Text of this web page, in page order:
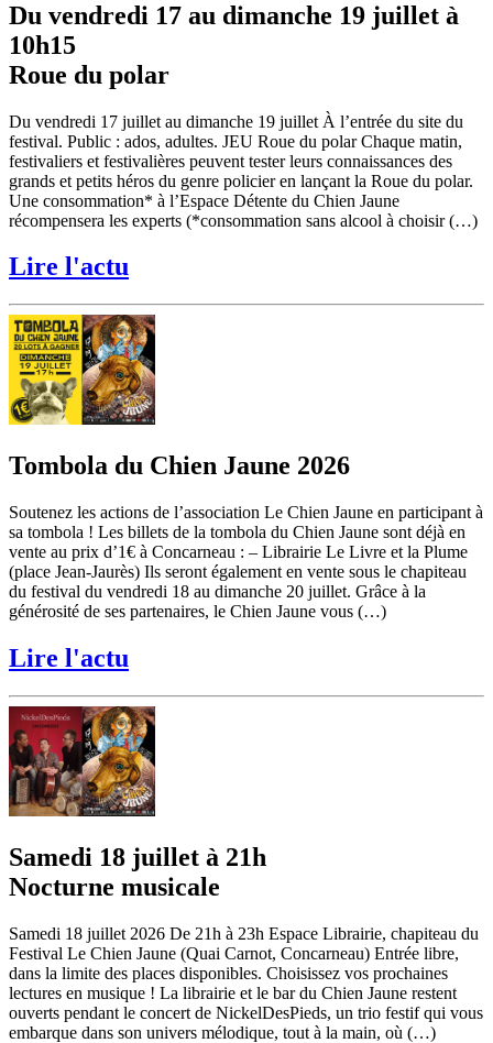
Du vendredi 17 au dimanche 19 juillet à
10h15
Roue du polar
Du vendredi 17 juillet au dimanche 19 juillet À l’entrée du site du
festival. Public : ados, adultes. JEU Roue du polar Chaque matin,
festivaliers et festivalières peuvent tester leurs connaissances des
grands et petits héros du genre policier en lançant la Roue du polar.
Une consommation* à l’Espace Détente du Chien Jaune
récompensera les experts (*consommation sans alcool à choisir (…)
Lire l'actu
Tombola du Chien Jaune 2026
Soutenez les actions de l’association Le Chien Jaune en participant à
sa tombola ! Les billets de la tombola du Chien Jaune sont déjà en
vente au prix d’1€ à Concarneau : – Librairie Le Livre et la Plume
(place Jean-Jaurès) Ils seront également en vente sous le chapiteau
du festival du vendredi 18 au dimanche 20 juillet. Grâce à la
générosité de ses partenaires, le Chien Jaune vous (…)
Lire l'actu
Samedi 18 juillet à 21h
Nocturne musicale
Samedi 18 juillet 2026 De 21h à 23h Espace Librairie, chapiteau du
Festival Le Chien Jaune (Quai Carnot, Concarneau) Entrée libre,
dans la limite des places disponibles. Choisissez vos prochaines
lectures en musique ! La librairie et le bar du Chien Jaune restent
ouverts pendant le concert de NickelDesPieds, un trio festif qui vous
embarque dans son univers mélodique, tout à la main, où (…)